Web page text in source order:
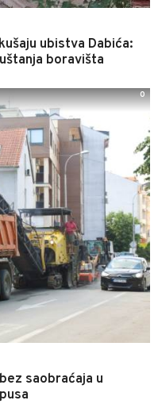
ubistva Dabića:
boravišta
saobraćaja u
0